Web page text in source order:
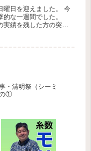
曜日を迎えました。 今
的な一週間でした。
実績を残した方の突然
・清明祭（シーミ
の①